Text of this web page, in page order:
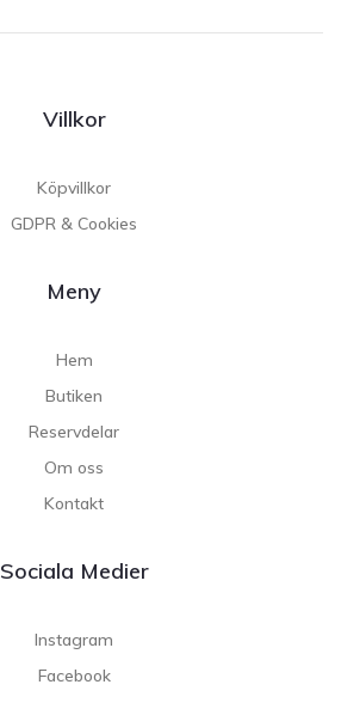
Villkor
Köpvillkor
GDPR & Cookies
Meny
Hem
Butiken
Reservdelar
Om oss
Kontakt
Sociala Medier
Instagram
Facebook